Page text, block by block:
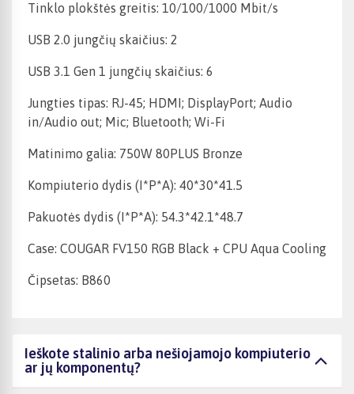
Tinklo plokštės greitis: 10/100/1000 Mbit/s
USB 2.0 jungčių skaičius: 2
USB 3.1 Gen 1 jungčių skaičius: 6
Jungties tipas: RJ-45; HDMI; DisplayPort; Audio
in/Audio out; Mic; Bluetooth; Wi-Fi
Matinimo galia: 750W 80PLUS Bronze
Kompiuterio dydis (I*P*A): 40*30*41.5
Pakuotės dydis (I*P*A): 54.3*42.1*48.7
Case: COUGAR FV150 RGB Black + CPU Aqua Cooling
Čipsetas: B860
Ieškote stalinio arba nešiojamojo kompiuterio
ar jų komponentų?